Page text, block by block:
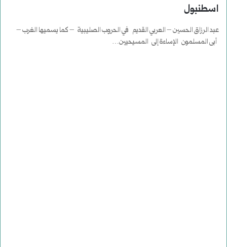
اسطنبول
عبد الرزاق الحسين – العربي القديم في الحروب الصليبية – كما يسميها الغرب –
أبى المسلمون الإساءة إلى المسيحيين…